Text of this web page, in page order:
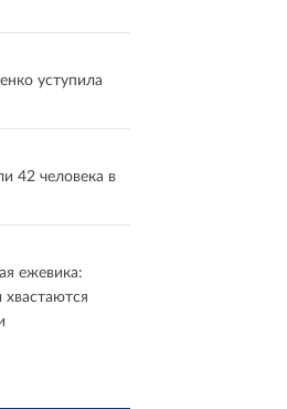
уступила
42 человека в
ежевика: